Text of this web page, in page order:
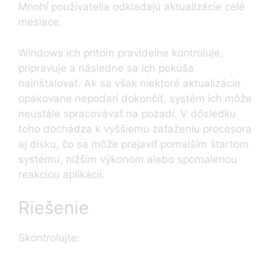
Mnohí používatelia odkladajú aktualizácie celé
mesiace.
Windows ich pritom pravidelne kontroluje,
pripravuje a následne sa ich pokúša
nainštalovať. Ak sa však niektoré aktualizácie
opakovane nepodarí dokončiť, systém ich môže
neustále spracovávať na pozadí. V dôsledku
toho dochádza k vyššiemu zaťaženiu procesora
aj disku, čo sa môže prejaviť pomalším štartom
systému, nižším výkonom alebo spomalenou
reakciou aplikácií.
Riešenie
Skontrolujte: